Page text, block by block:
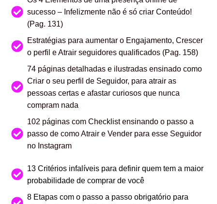
sucesso – Infelizmente não é só criar Conteúdo!
(Pag. 131)
Estratégias para aumentar o Engajamento, Crescer
o perfil e Atrair seguidores qualificados (Pag. 158)
74 páginas detalhadas e ilustradas ensinado como
Criar o seu perfil de Seguidor, para atrair as
pessoas certas e afastar curiosos que nunca
compram nada
102 páginas com Checklist ensinando o passo a
passo de como Atrair e Vender para esse Seguidor
no Instagram
13 Critérios infalíveis para definir quem tem a maior
probabilidade de comprar de você
8 Etapas com o passo a passo obrigatório para